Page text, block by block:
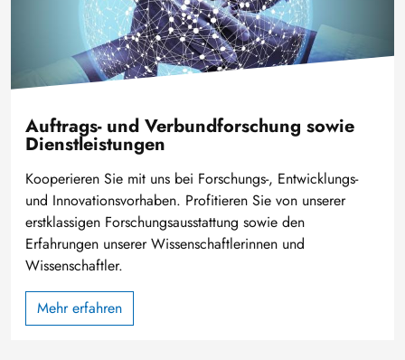
Auftrags- und Verbundforschung sowie
Dienstleistungen
Kooperieren Sie mit uns bei Forschungs-, Entwicklungs-
und Innovationsvorhaben. Profitieren Sie von unserer
erstklassigen Forschungsausstattung sowie den
Erfahrungen unserer Wissenschaftlerinnen und
Wissenschaftler.
Mehr erfahren